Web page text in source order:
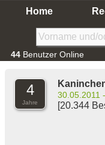
Home
44 Benutzer Online
4
Jahre
30.05.2011
[20.344